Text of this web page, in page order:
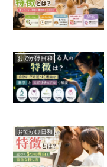
おでかけ日和
おでかけ日和